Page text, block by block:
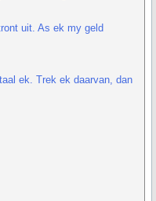
uit. As ek my geld
ek. Trek ek daarvan, dan